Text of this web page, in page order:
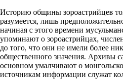
Историю общины зороастрийцев
разумеется, лишь
начиная с этого времени
упоминают о зороастрийцах,
до того, что они не имели более
общественного значения. Архивы
основном умалчивают о
источникам информации служат